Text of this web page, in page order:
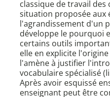
classique de travail
situation proposée aux
l'agrandissement d'un
développe le pourquoi
certains outils
elle en explicite
l'amène à justifier
vocabulaire spécialisé
Après avoir esquissé
enseignant peut être